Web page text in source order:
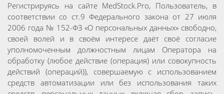
Регистрируясь на сайте MedStock.Pro, Пользователь, в
соответствии со ст.9 Федерального закона от 27 июля
2006 года № 152-ФЗ «О персональных данных» свободно,
своей волей и в своём интересе даёт своё согласие
уполномоченным должностным лицам Оператора на
обработку (любое действие (операция) или совокупность
действий (операций)), совершаемую с использованием
средств автоматизации или без использования таких